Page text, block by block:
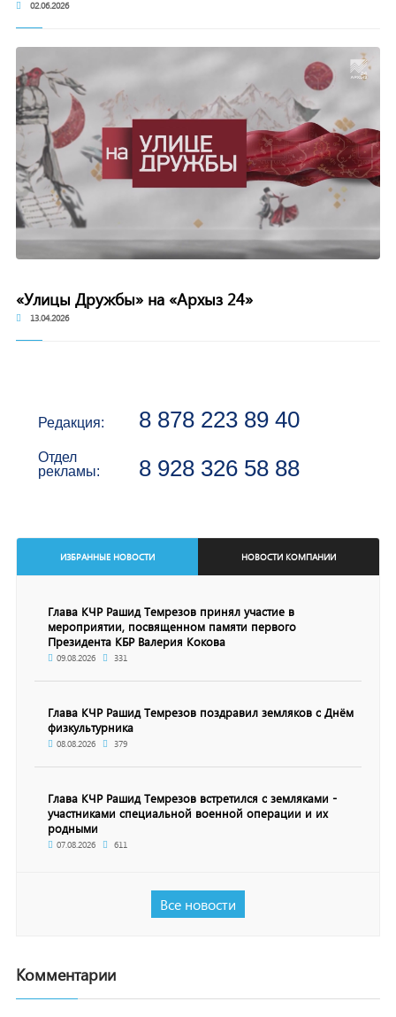
02.06.2026
«Улицы Дружбы» на «Архыз 24»
13.04.2026
Редакция: 8 878 223 89 40
Отдел
рекламы:
8 928 326 58 88
ИЗБРАННЫЕ НОВОСТИ НОВОСТИ КОМПАНИИ
Глава КЧР Рашид Темрезов принял участие в
мероприятии, посвященном памяти первого
Президента КБР Валерия Кокова
09.08.2026 331
Глава КЧР Рашид Темрезов поздравил земляков с Днём
физкультурника
08.08.2026 379
Глава КЧР Рашид Темрезов встретился с земляками -
участниками специальной военной операции и их
родными
07.08.2026 611
Все новости
Комментарии